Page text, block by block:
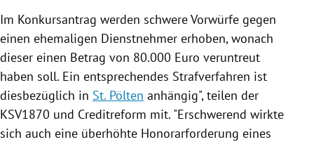
Untermenü
Untermenü
Im Konkursantrag werden schwere Vorwürfe gegen
einen ehemaligen Dienstnehmer erhoben, wonach
dieser einen Betrag von 80.000 Euro veruntreut
haben soll. Ein entsprechendes Strafverfahren ist
diesbezüglich in St. Pölten anhängig", teilen der
KSV1870 und Creditreform mit. "Erschwerend wirkte
sich auch eine überhöhte Honorarforderung eines